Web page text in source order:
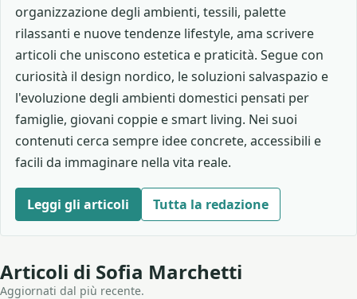
organizzazione degli ambienti, tessili, palette
rilassanti e nuove tendenze lifestyle, ama scrivere
articoli che uniscono estetica e praticità. Segue con
curiosità il design nordico, le soluzioni salvaspazio e
l'evoluzione degli ambienti domestici pensati per
famiglie, giovani coppie e smart living. Nei suoi
contenuti cerca sempre idee concrete, accessibili e
facili da immaginare nella vita reale.
Leggi gli articoli Tutta la redazione
Articoli di Sofia Marchetti
Aggiornati dal più recente.